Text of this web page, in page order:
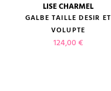
LISE CHARMEL
GALBE TAILLE DESIR ET
VOLUPTE
Prix
124,00 €